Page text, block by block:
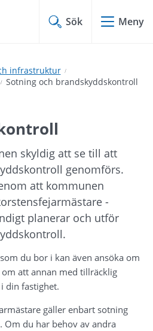
Sök Meny
infrastruktur
Sotning och brandskyddskontroll
skyldig att se till att
genomförs.
att kommunen
-
planerar och utför
du bor i kan även ansöka om
att annan med tillräcklig
din fastighet.
gäller enbart sotning
du har behov av andra